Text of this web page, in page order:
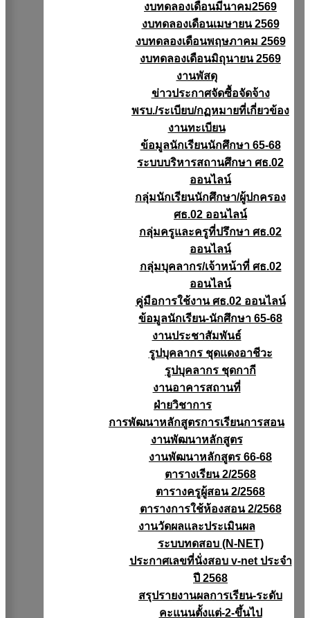
งบทดลองเดือนมีนาคม2569
งบทดลองเดือนเมษายน 2569
งบทดลองเดือนพฤษภาคม 2569
งบทดลองเดือนมิถุนายน 2569
งานพัสดุ
ข่าวประกาศจัดซื้อจัดจ้าง
พรบ./ระเบียบ/กฏหมายที่เกี่ยวข้อง
งานทะเบียน
ข้อมูลนักเรียนนักศึกษา 65-68
ระบบบริหารสถานศึกษา ศธ.02
ออนไลน์
กลุ่มนักเรียนนักศึกษา/ผู้ปกครอง
ศธ.02 ออนไลน์
กลุ่มครูและครูที่ปรึกษา ศธ.02
ออนไลน์
กลุ่มบุคลากร/เจ้าหน้าที่ ศธ.02
ออนไลน์
คู่มือการใช้งาน ศธ.02 ออนไลน์
ข้อมูลนักเรียน-นักศึกษา 65-68
งานประชาสัมพันธ์
รูปบุคลากร ชุดแดงอาชีวะ
รูปบุคลากร ชุดกากี
งานอาคารสถานที่
ฝ่ายวิชาการ
การพัฒนาหลักสูตรการเรียนการสอน
งานพัฒนาหลักสูตร
งานพัฒนาหลักสูตร 66-68
ตารางเรียน 2/2568
ตารางครูผู้สอน 2/2568
ตารางการใช้ห้องสอน 2/2568
งานวัดผลเเละประเมินผล
ระบบทดสอบ (N-NET)
ประกาศเลขที่นั่งสอบ v-net ประจำ
ปี 2568
สรุปรายงานผลการเรียน-ระดับ
คะแนนตั้งแต่-2-ขึ้นไป